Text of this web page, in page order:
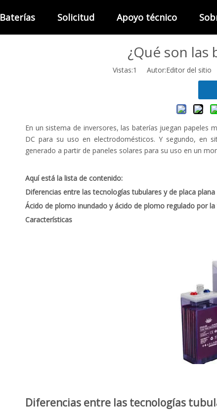
Baterías Solicitud Apoyo técnico
¿Qué son las
Vistas:1 Autor:Editor del sitio
En un sistema de inversores, las baterías juegan papeles
DC para su uso en electrodomésticos. Y segundo, en
generado a partir de paneles solares para su uso en un
Aquí está la lista de contenido:
Diferencias entre las tecnologías tubulares y de placa plana
Ácido de plomo inundado y ácido de plomo regulado por la
Características
Diferencias entre las tecnologías